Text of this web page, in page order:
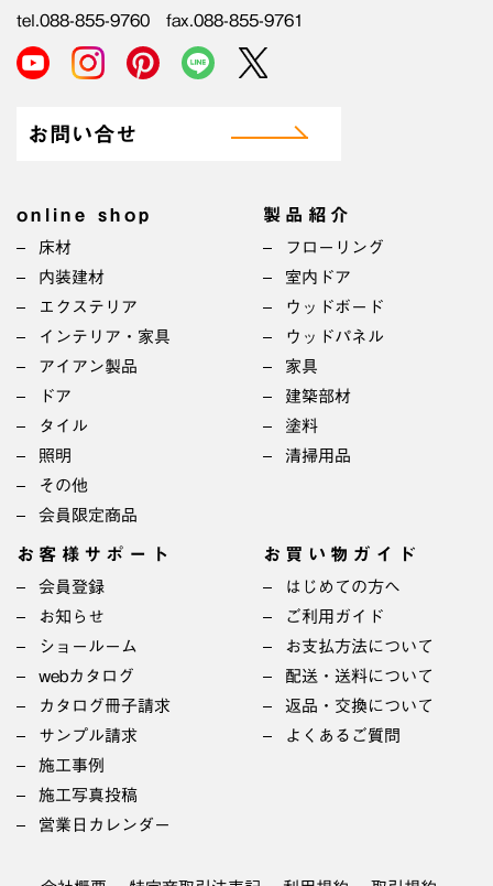
tel.088-855-9760 fax.088-855-9761
お問い合せ
online shop
床材
内装建材
エクステリア
インテリア・家具
アイアン製品
ドア
タイル
照明
その他
会員限定商品
製品紹介
フローリング
室内ドア
ウッドボード
ウッドパネル
家具
建築部材
塗料
清掃用品
お客様サポート
会員登録
お知らせ
ショールーム
webカタログ
カタログ冊子請求
サンプル請求
施工事例
施工写真投稿
営業日カレンダー
お買い物ガイド
はじめての方へ
ご利用ガイド
お支払方法について
配送・送料について
返品・交換について
よくあるご質問